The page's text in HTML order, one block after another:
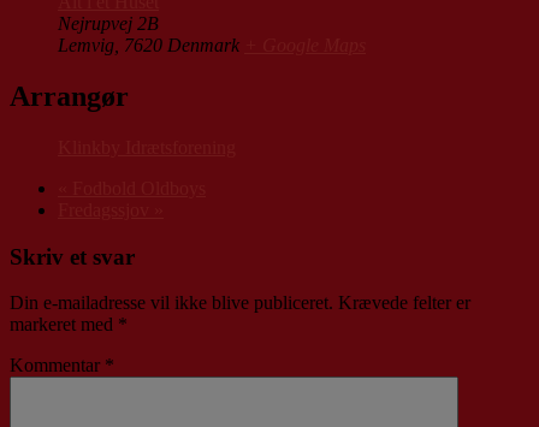
Nejrupvej 2B
Lemvig 7620 Denmark
Arrangør
Skriv et svar
Din e-mailadresse vil ikke blive publiceret. Krævede felter er
markeret med *
Kommentar *